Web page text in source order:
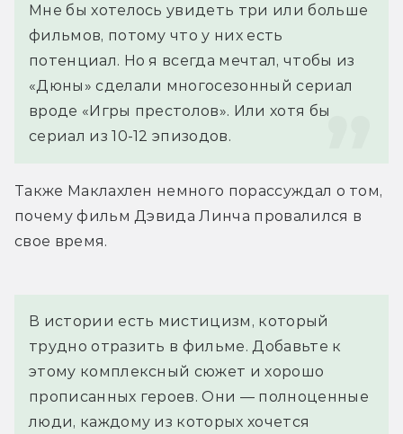
Мне бы хотелось увидеть три или больше
фильмов, потому что у них есть
потенциал. Но я всегда мечтал, чтобы из
«Дюны» сделали многосезонный сериал
вроде «Игры престолов». Или хотя бы
сериал из 10-12 эпизодов.
Также Маклахлен немного порассуждал о том,
почему фильм Дэвида Линча провалился в
свое время.
В истории есть мистицизм, который
трудно отразить в фильме. Добавьте к
этому комплексный сюжет и хорошо
прописанных героев. Они — полноценные
люди, каждому из которых хочется